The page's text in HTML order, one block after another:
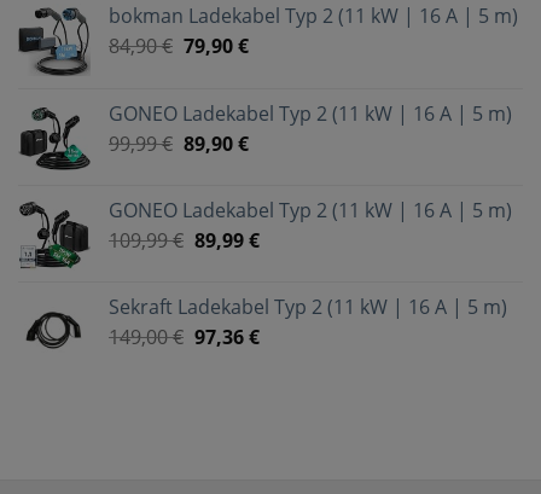
bokman Ladekabel Typ 2 (11 kW | 16 A | 5 m)
84,90€ 79,90€
GONEO Ladekabel Typ 2 (11 kW | 16 A | 5 m)
99,99€ 89,90€
GONEO Ladekabel Typ 2 (11 kW | 16 A | 5 m)
109,99€ 89,99€
Sekraft Ladekabel Typ 2 (11 kW | 16 A | 5 m)
149,00€ 97,36€